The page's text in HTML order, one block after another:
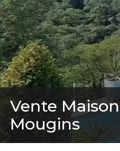
Vente Maison
Mougins